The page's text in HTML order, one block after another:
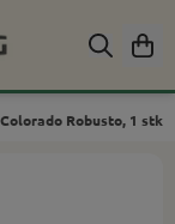
Robusto, 1 stk